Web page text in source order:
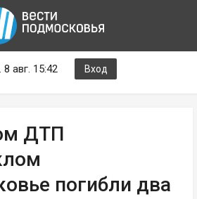
8 авг. 15:42 Вход
ДТП
погибли два